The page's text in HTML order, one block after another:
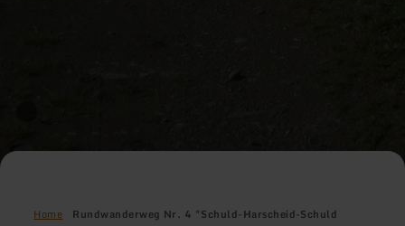
Home Rundwanderweg Nr. 4 "Schuld-Harscheid-Schuld